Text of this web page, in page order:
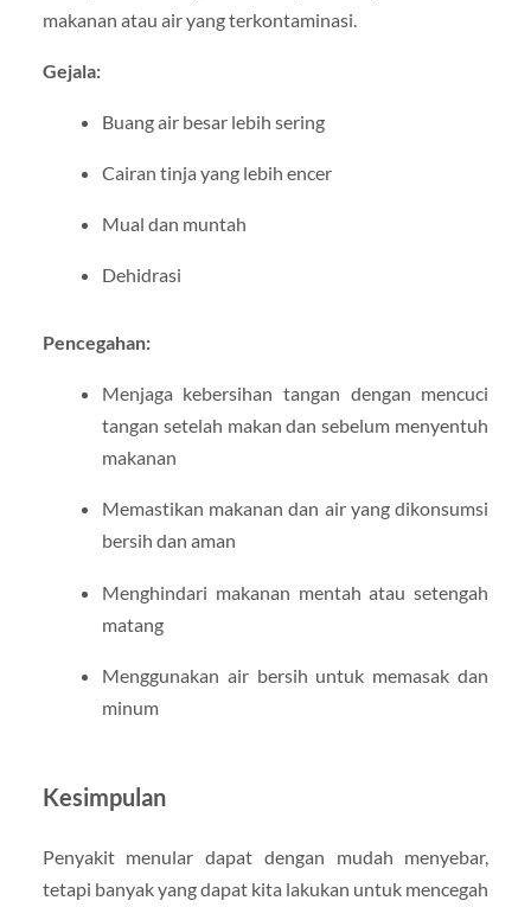
makanan atau air yang terkontaminasi.
Gejala:
Buang air besar lebih sering
Cairan tinja yang lebih encer
Mual dan muntah
Dehidrasi
Pencegahan:
Menjaga kebersihan tangan dengan mencuci
tangan setelah makan dan sebelum menyentuh
makanan
Memastikan makanan dan air yang dikonsumsi
bersih dan aman
Menghindari makanan mentah atau setengah
matang
Menggunakan air bersih untuk memasak dan
minum
Kesimpulan
Penyakit menular dapat dengan mudah menyebar,
tetapi banyak yang dapat kita lakukan untuk mencegah